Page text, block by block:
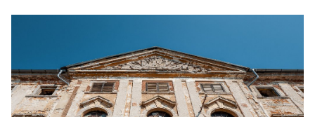
GASTROlove Gemer aj tento rok!